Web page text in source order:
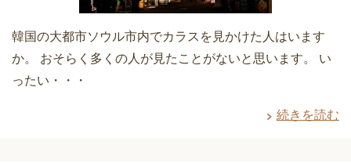
韓国の大都市ソウル市内でカラスを見かけた人はいます
か。 おそらく多くの人が見たことがないと思います。 い
ったい・・・
続きを読む